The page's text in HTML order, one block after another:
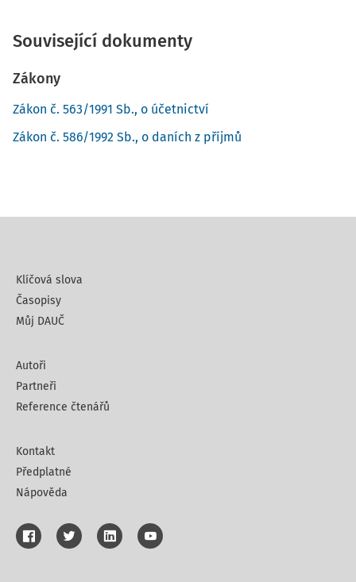
Související dokumenty
Zákony
Zákon č. 563/1991 Sb., o účetnictví
Zákon č. 586/1992 Sb., o daních z příjmů
Klíčová slova
Časopisy
Můj DAUČ
Autoři
Partneři
Reference čtenářů
Kontakt
Předplatné
Nápověda